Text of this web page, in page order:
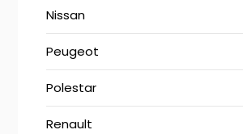
Nissan
Peugeot
Polestar
Renault